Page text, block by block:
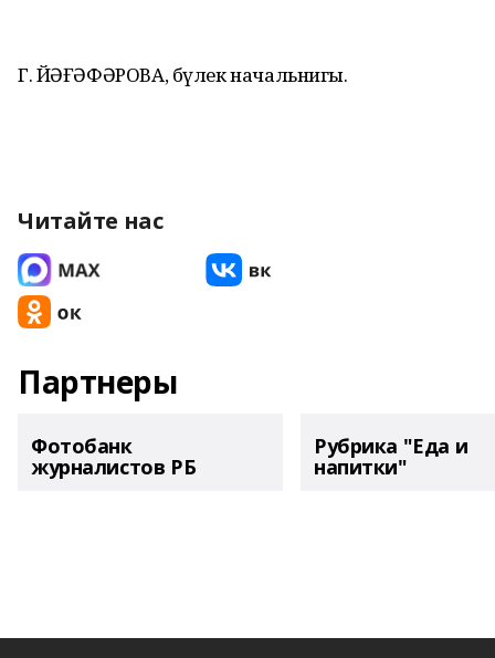
Г. ЙӘҒӘФӘРОВА, бүлек начальнигы.
Читайте нас
Партнеры
Фотобанк
журналистов РБ
Рубрика "Еда и
напитки"